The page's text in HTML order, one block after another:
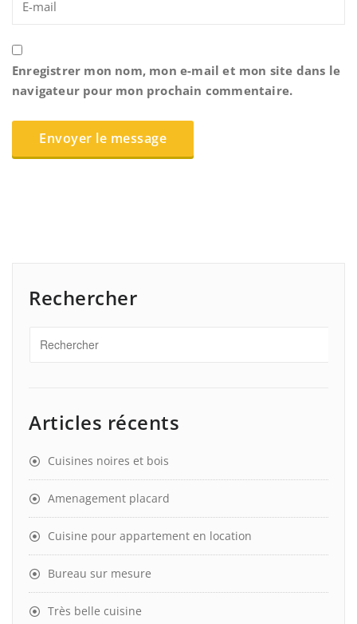
Enregistrer mon nom, mon e-mail et mon site dans le
navigateur pour mon prochain commentaire.
Rechercher
Articles récents
Cuisines noires et bois
Amenagement placard
Cuisine pour appartement en location
Bureau sur mesure
Très belle cuisine